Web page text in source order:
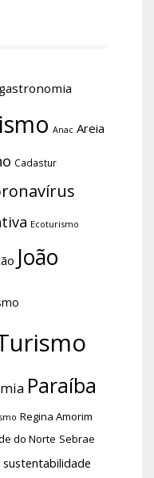
Anac Areia
Cadastur
Ecoturismo
João
Paraíba
Regina Amorim
do Norte Sebrae
sustentabilidade